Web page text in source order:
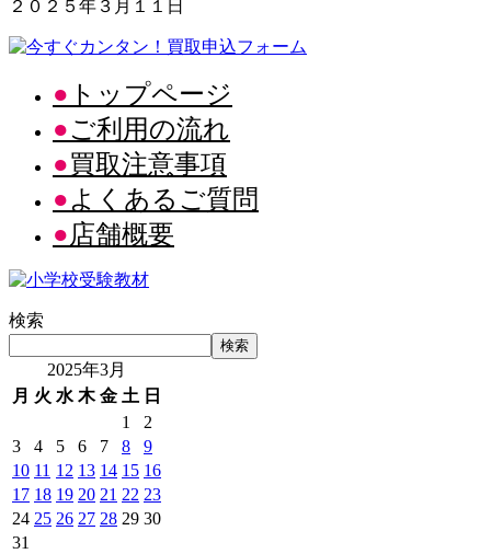
２０２５年３月１１日
トップページ
ご利用の流れ
買取注意事項
よくあるご質問
店舗概要
検索
検索
2025年3月
月 火 水 木 金 土 日
1
2
3
4 5 6 7 8
9
10 11 12 13 14 15 16
17 18 19 20 21 22 23
24 25 26 27 28 29 30
31